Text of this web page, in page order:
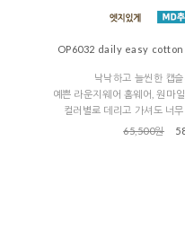
OP6032 daily easy
낙낙하고 늘씬한 캡
예쁜 라운지웨어 홈웨어, 원마
컬러별로 데리고 가셔도 너
65,500원